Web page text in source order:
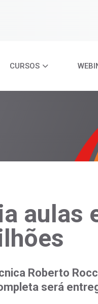
CURSOS
aulas
Roberto
será